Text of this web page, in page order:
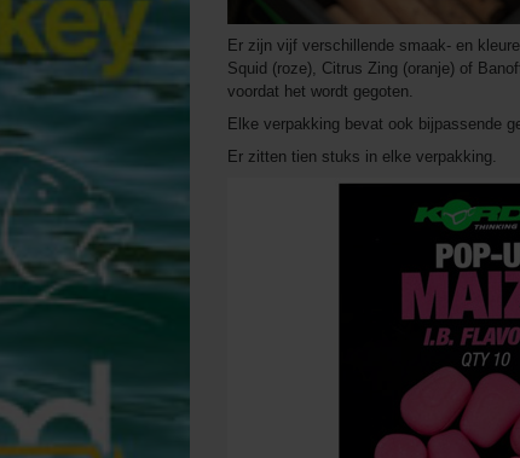
Er zijn vijf verschillende smaak- en
Squid (roze), Citrus Zing (oranje) of
voordat het wordt gegoten.
Elke verpakking bevat ook bijpassende
Er zitten tien stuks in elke verpakking.